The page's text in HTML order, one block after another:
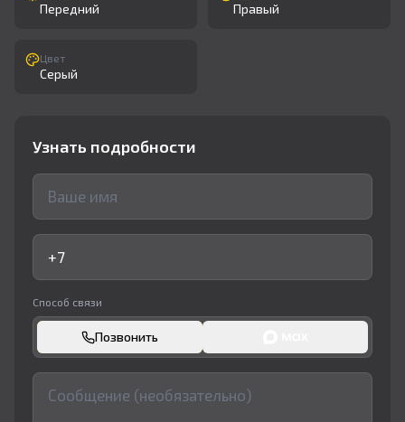
Передний Правый
Цвет
Серый
Узнать подробности
Способ связи
Позвонить